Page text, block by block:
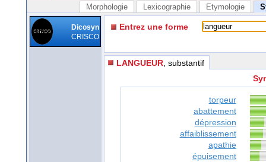
Morphologie Lexicographie Etymologie
Dicosyn
CRISCO
Entrez une forme
LANGUEUR , substantif
torpeur
abattement
dépression
affaiblissement
apathie
épuisement